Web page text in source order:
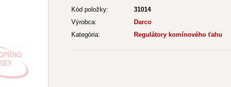
Kód položky:
31014
Výrobca:
Darco
Kategória:
Regulátory komínového ťahu